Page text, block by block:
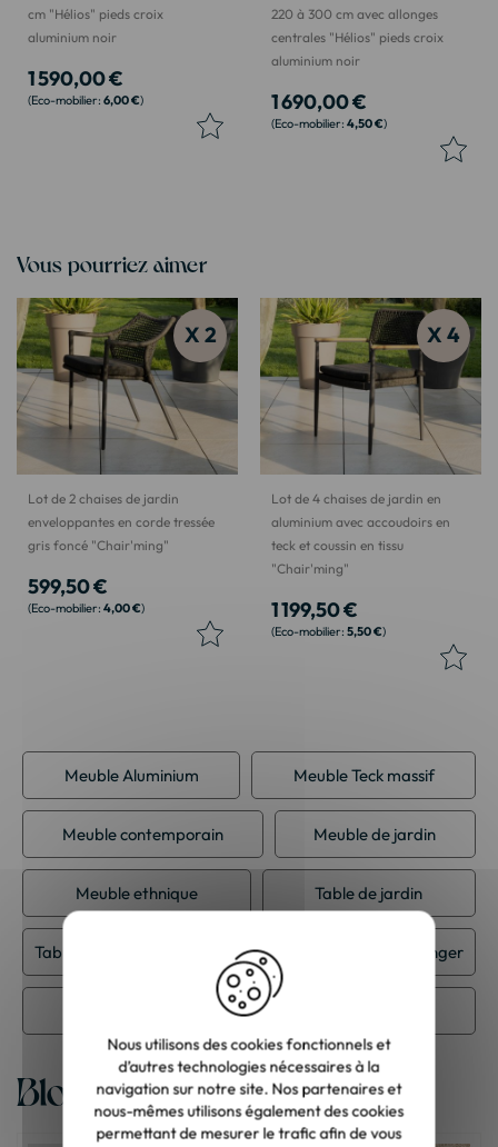
cm "Hélios" pieds croix
aluminium noir
1 590,00 €
6,00 €
220 à 300 cm avec allonges
centrales "Hélios" pieds croix
aluminium noir
1 690,00 €
4,50 €
Vous pourriez aimer
X 2
Lot de 2 chaises de jardin
enveloppantes en corde tressée
gris foncé "Chair'ming"
599,50 €
4,00 €
X 4
Lot de 4 chaises de jardin en
aluminium avec accoudoirs en
teck et coussin en tissu
"Chair'ming"
1 199,50 €
5,50 €
Meuble Aluminium Meuble Teck massif
Meuble contemporain Meuble de jardin
Meuble ethnique Table de jardin
Table de repas Teck massif Table ronde salle à manger
Table salle à manger
Blog
Nous utilisons des cookies fonctionnels et
d’autres technologies nécessaires à la
navigation sur notre site. Nos partenaires et
nous-mêmes utilisons également des cookies
permettant de mesurer le trafic afin de vous